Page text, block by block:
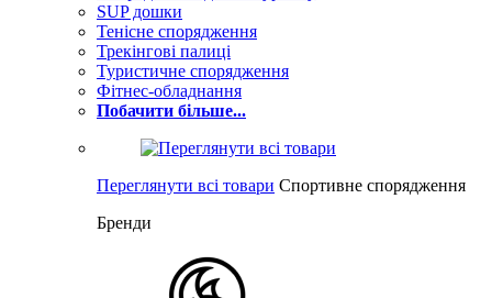
SUP дошки
Тенісне спорядження
Трекінгові палиці
Туристичне спорядження
Фітнес-обладнання
Побачити більше...
Переглянути всі товари Спортивне спорядження
Бренди